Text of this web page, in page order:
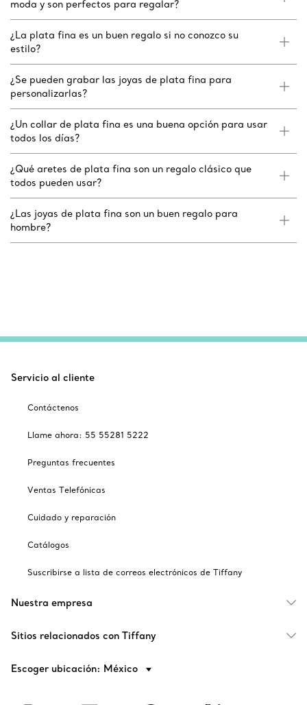
moda y son perfectos para regalar?
¿La plata fina es un buen regalo si no conozco su
estilo?
¿Se pueden grabar las joyas de plata fina para
personalizarlas?
¿Un collar de plata fina es una buena opción para usar
todos los días?
¿Qué aretes de plata fina son un regalo clásico que
todos pueden usar?
¿Las joyas de plata fina son un buen regalo para
hombre?
Servicio al cliente
Contáctenos
Llame ahora: 55 55281 5222
Preguntas frecuentes
Ventas Telefónicas
Cuidado y reparación
Catálogos
Suscribirse a lista de correos electrónicos de Tiffany
Nuestra empresa
Sitios relacionados con Tiffany
Escoger ubicación: México